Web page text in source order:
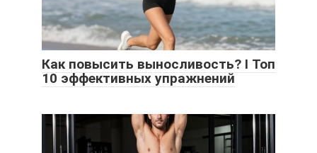
Как повысить выносливость? I Топ
10 эффективных упражнений